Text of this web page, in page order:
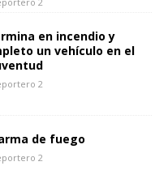
en incendio y
un vehículo en el
2
de fuego
2